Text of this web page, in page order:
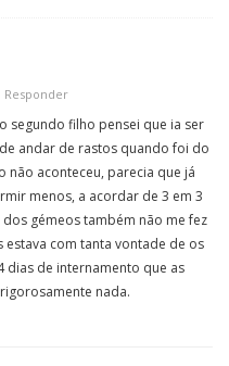
Responder
segundo filho pensei que ia ser
andar de rastos quando foi do
não aconteceu, parecia que já
menos, a acordar de 3 em 3
gémeos também não me fez
estava com tanta vontade de os
dias de internamento que as
nada.